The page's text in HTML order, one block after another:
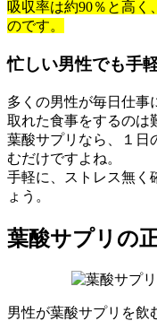
吸収率は約90％と高く
のです。
忙しい男性でも手
多くの男性が毎日仕事
取れた食事をするのは
葉酸サプリなら、１日
むだけですよね。
手軽に、ストレス無く
ょう。
葉酸サプリの
男性が葉酸サプリを飲